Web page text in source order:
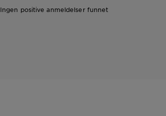
Ingen positive anmeldelser funnet